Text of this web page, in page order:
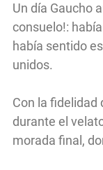
Un día Gaucho
consuelo!:
había sentido
unidos.
Con la fidelidad
durante el
morada final,